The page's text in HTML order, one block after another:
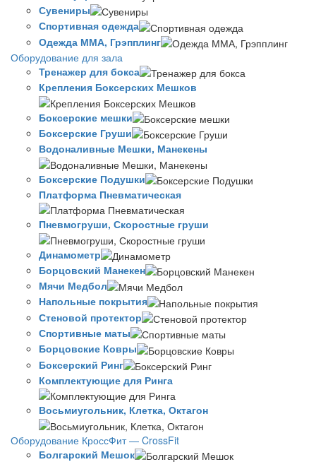
Сувениры
Спортивная одежда
Одежда ММА, Грэпплинг
Оборудование для зала
Тренажер для бокса
Крепления Боксерских Мешков
Боксерские мешки
Боксерские Груши
Водоналивные Мешки, Манекены
Боксерские Подушки
Платформа Пневматическая
Пневмогруши, Скоростные груши
Динамометр
Борцовский Манекен
Мячи Медбол
Напольные покрытия
Стеновой протектор
Спортивные маты
Борцовские Ковры
Боксерский Ринг
Комплектующие для Ринга
Восьмиугольник, Клетка, Октагон
Оборудование КроссФит — CrossFit
Болгарский Мешок